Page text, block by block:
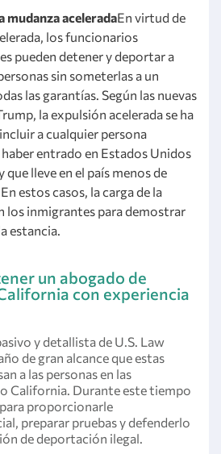
mudanza aceleradaEn virtud de
los funcionarios
pueden detener y deportar a
sin someterlas a un
las garantías. Según las nuevas
la expulsión acelerada se ha
a cualquier persona
haber entrado en Estados Unidos
que lleve en el país menos de
estos casos, la carga de la
los inmigrantes para demostrar
estancia.
un abogado de
con experiencia
y detallista de U.S. Law
de gran alcance que estas
a las personas en las
California. Durante este tiempo
proporcionarle
preparar pruebas y defenderlo
de deportación ilegal.